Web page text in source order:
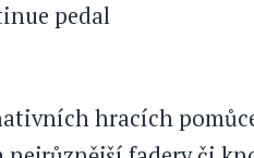
pedal
hracích